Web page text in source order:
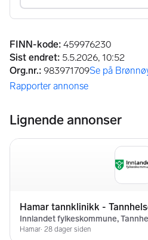
FINN-kode: 459976230
Sist endret: 5.5.2026, 10:52
Org.nr.: 983971709Se på
(åpnes i ny
Rapporter annonse